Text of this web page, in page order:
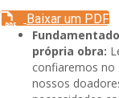
Baixar um PDF
própria obra:
confiaremos no
nossos